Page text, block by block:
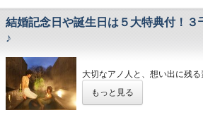
結婚記念日や誕生日は５大特典付！３
♪
大切なアノ人と、想い出に残る
そんなカップルの方に選ばれて
もっと見る